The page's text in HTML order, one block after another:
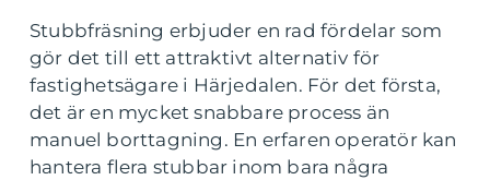
Stubbfräsning erbjuder en rad fördelar som
gör det till ett attraktivt alternativ för
fastighetsägare i Härjedalen. För det första,
det är en mycket snabbare process än
manuel borttagning. En erfaren operatör kan
hantera flera stubbar inom bara några